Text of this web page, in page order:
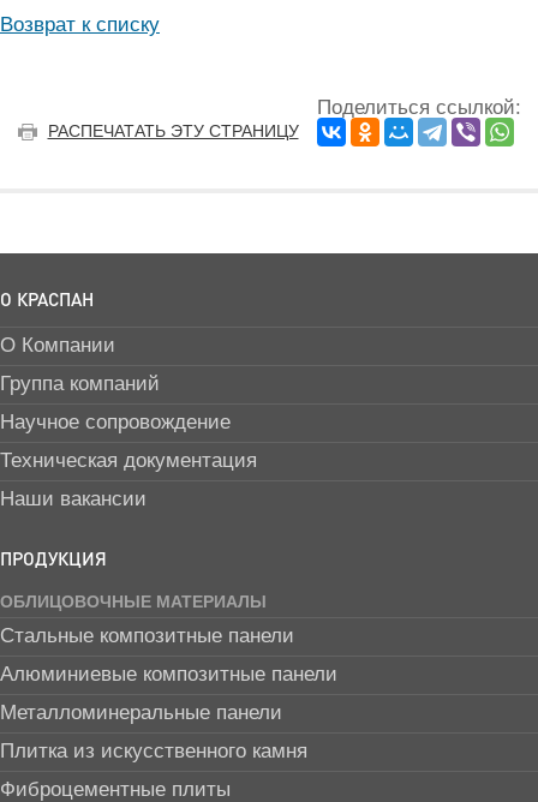
Возврат к списку
РАСПЕЧАТАТЬ ЭТУ СТРАНИЦУ
Поделиться ссылкой:
О КРАСПАН
О Компании
Группа компаний
Научное сопровождение
Техническая документация
Наши вакансии
ПРОДУКЦИЯ
ОБЛИЦОВОЧНЫЕ МАТЕРИАЛЫ
Стальные композитные панели
Алюминиевые композитные панели
Металломинеральные панели
Плитка из искусственного камня
Фиброцементные плиты